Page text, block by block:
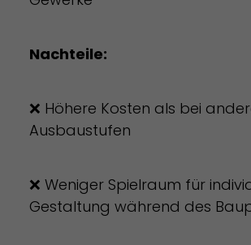
Nachteile:
❌ Höhere Kosten als bei
Ausbaustufen
❌ Weniger Spielraum für
Gestaltung während des